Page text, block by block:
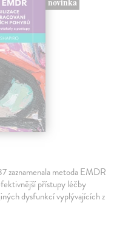
zaznamenala metoda EMDR
přístupy léčby
dysfunkcí vyplývajících z